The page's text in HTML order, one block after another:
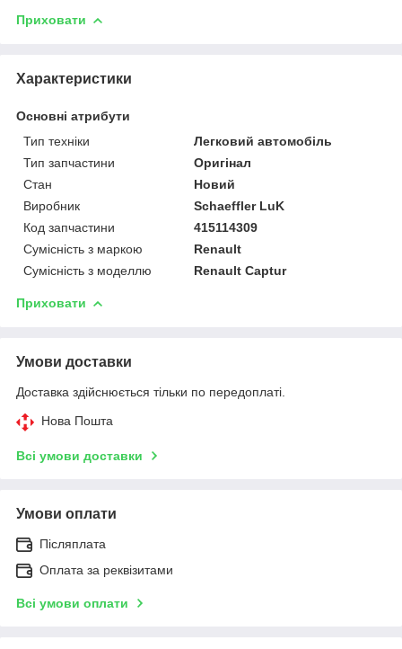
Приховати
Характеристики
Основні атрибути
Тип техніки
Легковий автомобіль
Тип запчастини
Оригінал
Стан
Новий
Виробник
Schaeffler LuK
Код запчастини
415114309
Сумісність з маркою
Renault
Сумісність з моделлю
Renault Captur
Приховати
Умови доставки
Доставка здійснюється тільки по передоплаті.
Нова Пошта
Всі умови доставки
Умови оплати
Післяплата
Оплата за реквізитами
Всі умови оплати